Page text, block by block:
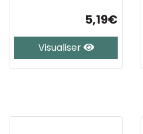
5,19€
Visualiser